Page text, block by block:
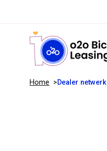
Home Dealer netwerk